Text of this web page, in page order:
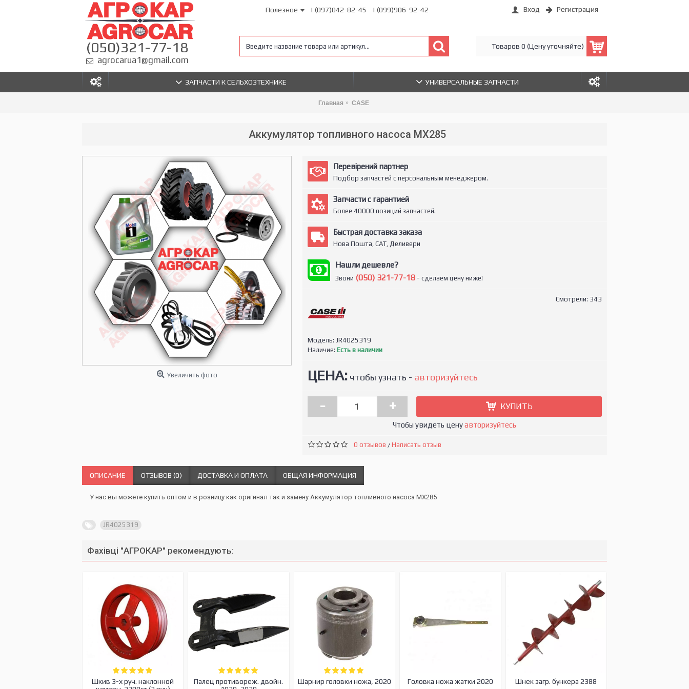
(050)321-77-18
agrocarua1@gmail.com
Полезное | (097)042-82-45 | (099)906-92-42 Вход Регистрация
Товаров 0 (Цену уточняйте)
ЗАПЧАСТИ К СЕЛЬХОЗТЕХНИКЕ УНИВЕРСАЛЬНЫЕ ЗАПЧАСТИ
Главная CASE
Аккумулятор топливного насоса MX285
Увеличить фото
Перевірений партнер
Подбор запчастей с персональным менеджером.
Запчасти с гарантией
Более 40000 позиций запчастей.
Быстрая доставка заказа
Нова Пошта, САТ, Деливери
Нашли дешевле?
Звони (050) 321-77-18- сделаем цену ниже!
Смотрели: 343
Модель: JR4025319
Наличие: Есть в наличии
ЦЕНА:чтобы узнать - авторизуйтесь
- + КУПИТЬ
Чтобы увидеть ценуавторизуйтесь
0 отзывов /Написать отзыв
ОПИСАНИЕ ОТЗЫВОВ (0) ДОСТАВКА И ОПЛАТА ОБЩАЯ ИНФОРМАЦИЯ
У нас вы можете купить оптом и в розницу как оригинал так и замену Аккумулятор топливного насоса MX285
JR4025319
Фахівці "АГРОКАР" рекомендують:
Шкив 3-х руч. наклонной
Палец противореж. двойн.
Шарнир головки ножа, 2020 Головка ножа жатки 2020 Шнек загр. бункера 2388